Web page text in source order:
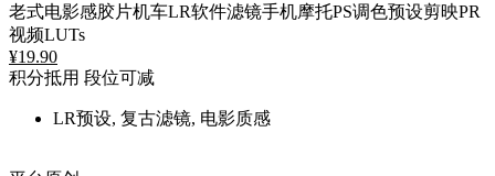
老式电影感胶片机车LR软件滤镜手机摩托PS调色预设剪映PR
视频LUTs
¥19.90
积分抵用 段位可减
LR预设, 复古滤镜, 电影质感